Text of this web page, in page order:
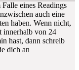
eines Readings
auch eine
haben. Wenn nicht,
innerhalb von 24
hast, dann schreib
dich an